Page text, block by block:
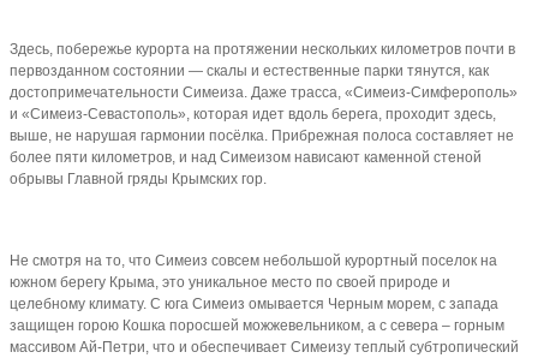
Здесь, побережье курорта на протяжении нескольких километров почти в
первозданном состоянии — скалы и естественные парки тянутся, как
достопримечательности Симеиза. Даже трасса, «Симеиз-Симферополь»
и «Симеиз-Севастополь», которая идет вдоль берега, проходит здесь,
выше, не нарушая гармонии посёлка. Прибрежная полоса составляет не
более пяти километров, и над Симеизом нависают каменной стеной
обрывы Главной гряды Крымских гор.
Не смотря на то, что Симеиз совсем небольшой курортный поселок на
южном берегу Крыма, это уникальное место по своей природе и
целебному климату. С юга Симеиз омывается Черным морем, с запада
защищен горою Кошка поросшей можжевельником, а с севера – горным
массивом Ай-Петри, что и обеспечивает Симеизу теплый субтропический